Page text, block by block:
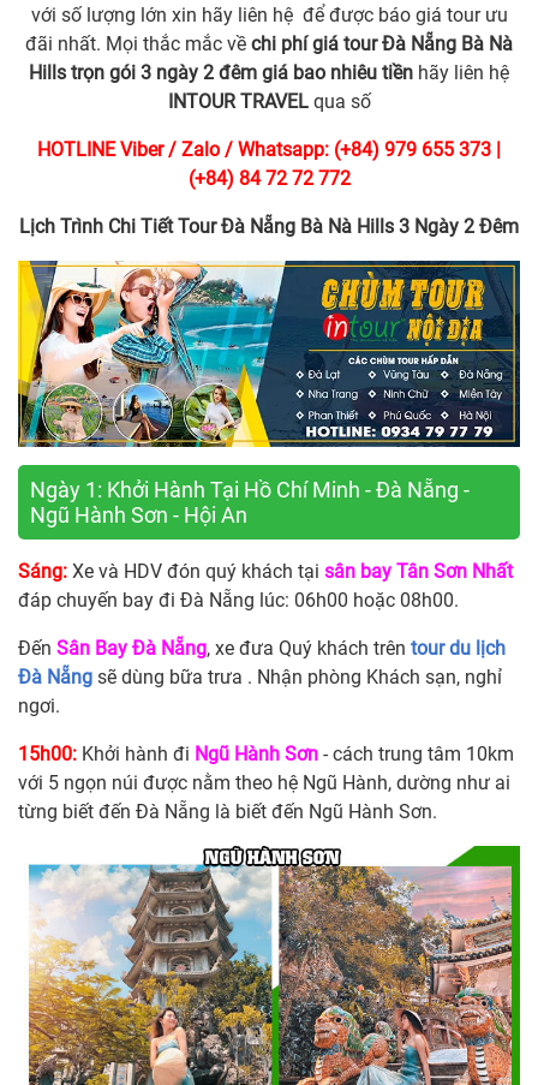
với số lượng lớn xin hãy liên hệ để được báo giá tour ưu
đãi nhất. Mọi thắc mắc về chi phí giá tour Đà Nẵng Bà Nà
Hills trọn gói 3 ngày 2 đêm giá bao nhiêu tiền hãy liên hệ
INTOUR TRAVELqua số
HOTLINE Viber / Zalo / Whatsapp: (+84) 979 655 373 |
(+84) 84 72 72 772
Lịch Trình Chi Tiết Tour Đà Nẵng Bà Nà Hills 3 Ngày 2 Đêm
Ngày 1: Khởi Hành Tại Hồ Chí Minh - Đà Nẵng -
Ngũ Hành Sơn - Hội An
Sáng: Xe và HDV đón quý khách tại sân bay Tân Sơn Nhất
đáp chuyến bay đi Đà Nẵng lúc: 06h00 hoặc 08h00.
Đến Sân Bay Đà Nẵng, xe đưa Quý khách trên tour du lịch
Đà Nẵng sẽ dùng bữa trưa . Nhận phòng Khách sạn, nghỉ
ngơi.
15h00: Khởi hành đi Ngũ Hành Sơn - cách trung tâm 10km
với 5 ngọn núi được nằm theo hệ Ngũ Hành, dường như ai
từng biết đến Đà Nẵng là biết đến Ngũ Hành Sơn.